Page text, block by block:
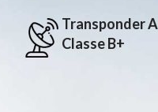
Transponder
Classe B+